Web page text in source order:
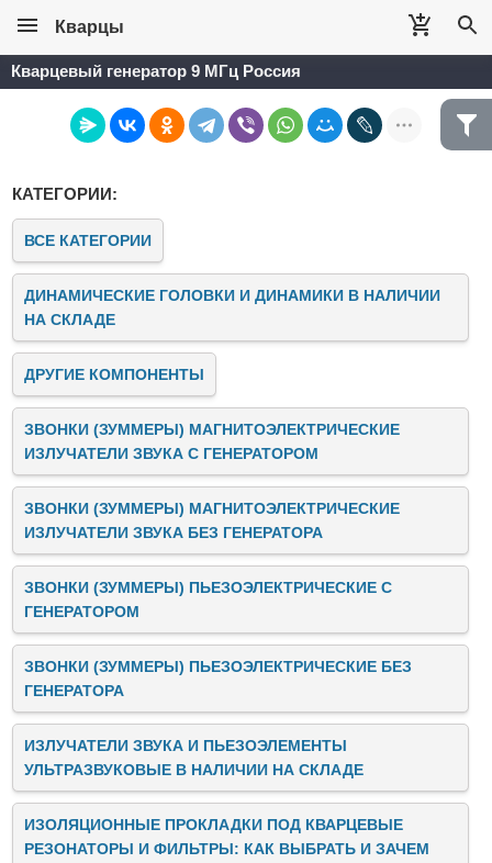
Кварцы
Кварцевый генератор 9 МГц Россия
КАТЕГОРИИ:
ВСЕ КАТЕГОРИИ
ДИНАМИЧЕСКИЕ ГОЛОВКИ И ДИНАМИКИ В НАЛИЧИИ
НА СКЛАДЕ
ДРУГИЕ КОМПОНЕНТЫ
ЗВОНКИ (ЗУММЕРЫ) МАГНИТОЭЛЕКТРИЧЕСКИЕ
ИЗЛУЧАТЕЛИ ЗВУКА C ГЕНЕРАТОРОМ
ЗВОНКИ (ЗУММЕРЫ) МАГНИТОЭЛЕКТРИЧЕСКИЕ
ИЗЛУЧАТЕЛИ ЗВУКА БЕЗ ГЕНЕРАТОРА
ЗВОНКИ (ЗУММЕРЫ) ПЬЕЗОЭЛЕКТРИЧЕСКИЕ C
ГЕНЕРАТОРОМ
ЗВОНКИ (ЗУММЕРЫ) ПЬЕЗОЭЛЕКТРИЧЕСКИЕ БЕЗ
ГЕНЕРАТОРА
ИЗЛУЧАТЕЛИ ЗВУКА И ПЬЕЗОЭЛЕМЕНТЫ
УЛЬТРАЗВУКОВЫЕ В НАЛИЧИИ НА СКЛАДЕ
ИЗОЛЯЦИОННЫЕ ПРОКЛАДКИ ПОД КВАРЦЕВЫЕ
РЕЗОНАТОРЫ И ФИЛЬТРЫ: КАК ВЫБРАТЬ И ЗАЧЕМ